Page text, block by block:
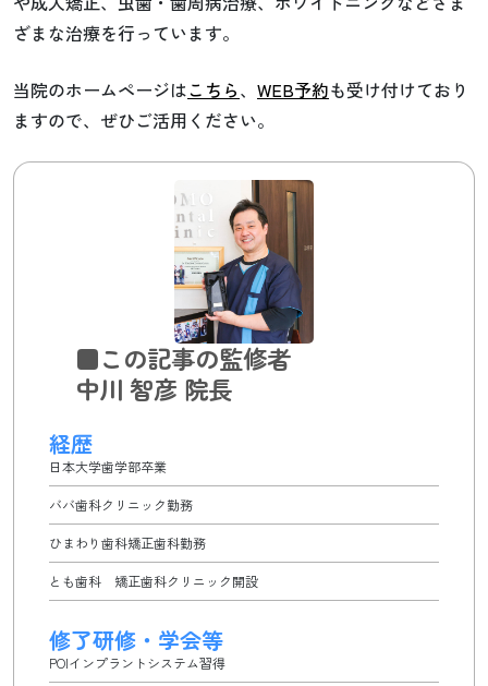
ざまな治療を行っています。
当院のホームページはこちら、 WEB予約も受け付けており
ますので、ぜひご活用ください。
■この記事の監修者
中川 智彦 院長
経歴
日本大学歯学部卒業
ババ歯科クリニック勤務
ひまわり歯科矯正歯科勤務
とも歯科 矯正歯科クリニック開設
修了研修・学会等
POIインプラントシステム習得